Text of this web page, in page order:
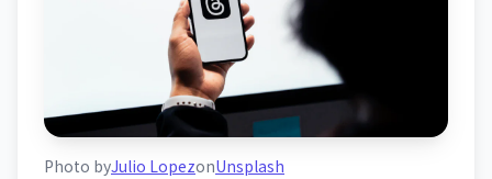
Photo byJulio LopezonUnsplash